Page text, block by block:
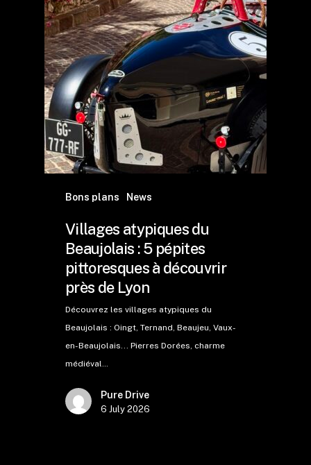
Bons plans News
Villages atypiques du
Beaujolais : 5 pépites
pittoresques à découvrir
près de Lyon
Découvrez les villages atypiques du
Beaujolais : Oingt, Ternand, Beaujeu, Vaux-
en-Beaujolais... Pierres Dorées, charme
médiéval…
Pure Drive
6 July 2026